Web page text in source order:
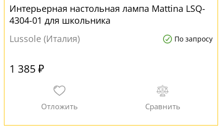
Интерьерная настольная лампа Mattina LSQ-
4304-01 для школьника
Lussole (Италия)
По запросу
1 385 ₽